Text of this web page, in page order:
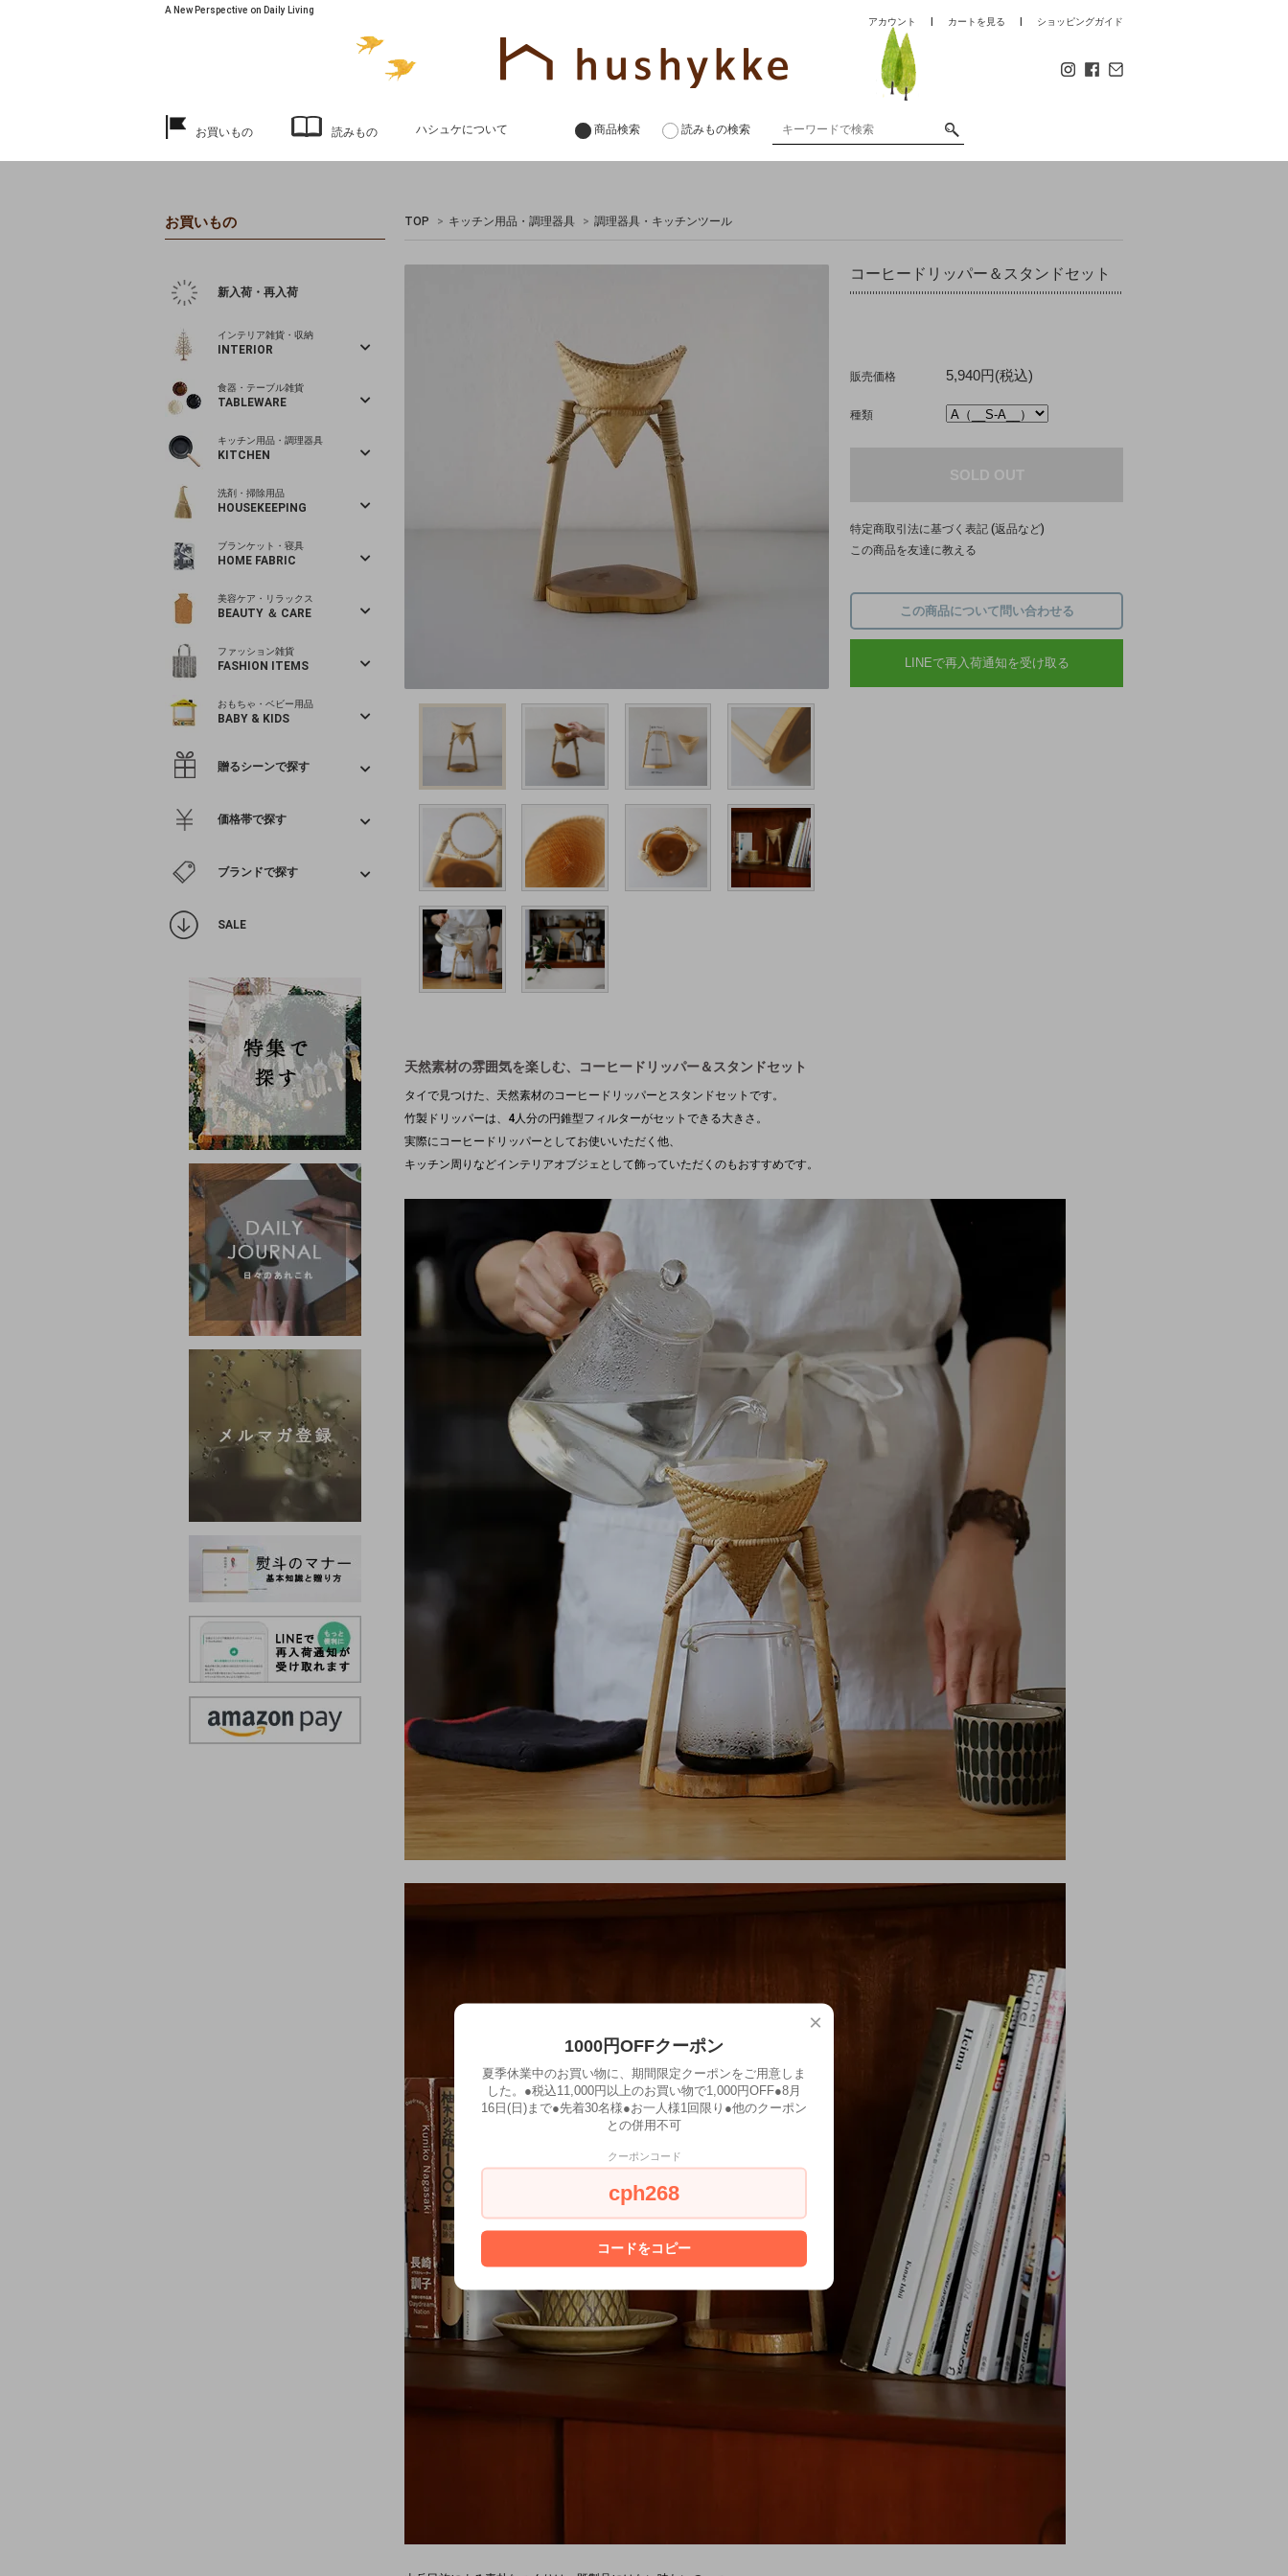
A New Perspective on Daily Living
アカウント
カートを見る ショッピングガイド
お買いもの 読みもの ハシュケについて 商品検索 読みもの検索
TOP > キッチン用品・調理器具 > 調理器具・キッチンツール
コーヒードリッパー＆スタンドセット
販売価格 5,940円(税込)
種類
特定商取引法に基づく表記 (返品など)
この商品を友達に教える
この商品について問い合わせる
LINEで再入荷通知を受け取る
天然素材の雰囲気を楽しむ、コーヒードリッパー＆スタンドセット
タイで見つけた、天然素材のコーヒードリッパーとスタンドセットです。
竹製ドリッパーは、4人分の円錐型フィルターがセットできる大きさ。
実際にコーヒードリッパーとしてお使いいただく他、
キッチン周りなどインテリアオブジェとして飾っていただくのもおすすめです。
お買いもの
新入荷・再入荷
インテリア雑貨・収納
INTERIOR
食器・テーブル雑貨
TABLEWARE
キッチン用品・調理器具
KITCHEN
洗剤・掃除用品
HOUSEKEEPING
ブランケット・寝具
HOME FABRIC
美容ケア・リラックス
BEAUTY ＆ CARE
ファッション雑貨
FASHION ITEMS
おもちゃ・ベビー用品
BABY & KIDS
贈るシーンで探す
価格帯で探す
ブランドで探す
SALE
×
1000円OFFクーポン
夏季休業中のお買い物に、期間限定クーポンをご用意しま
した。●税込11,000円以上のお買い物で1,000円OFF●8月
16日(日)まで●先着30名様●お一人様1回限り●他のクーポン
との併用不可
クーポンコード
cph268
コードをコピー